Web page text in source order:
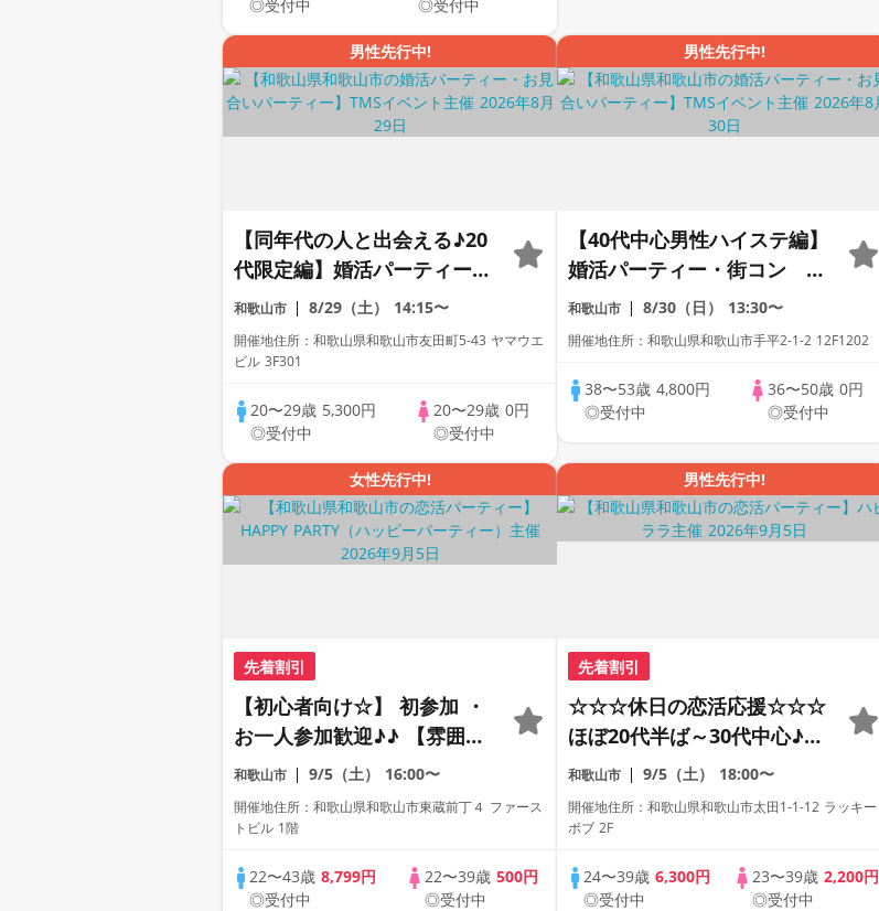
◎受付中
◎受付中
男性先行中!
【同年代の人と出会える♪20
代限定編】婚活パーティー・
街コン ～真剣な出会い～
和歌山市 8/29（土） 14:15〜
開催地住所：和歌山県和歌山市友田町5-43 ヤマウエ
ビル 3F301
20〜29歳 5,300円
◎受付中
20〜29歳 0円
◎受付中
男性先行中!
【40代中心男性ハイステ編】
婚活パーティー・街コン ～
真剣な出会い～
和歌山市 8/30（日） 13:30〜
開催地住所：和歌山県和歌山市手平2-1-2 12F1202
38〜53歳 4,800円
◎受付中
36〜50歳0円
◎受付中
女性先行中!
先着割引
【初心者向け☆】 初参加 ・
お一人参加歓迎♪♪ 【雰囲気
がわかる動画紹介中】週末プ
レミアム街コン
和歌山市 9/5（土） 16:00〜
開催地住所：和歌山県和歌山市東蔵前丁４ ファース
トビル 1階
22〜43歳8,799円
◎受付中
22〜39歳 500円
◎受付中
男性先行中!
先着割引
☆☆☆休日の恋活応援☆☆☆
ほぼ20代半ば～30代中心♪♪
理想の年の差♪♪ カジュアル
な出会いパーティー♪♪ カフ
ェやランチデートに行ってみ
ドつき♪♪ 連絡先交換自由♪♪
和歌山市 9/5（土） 18:00〜
開催地住所：和歌山県和歌山市太田1-1-12 ラッキー
ボブ 2F
24〜39歳6,300円
◎受付中
23〜39歳2,200円
◎受付中